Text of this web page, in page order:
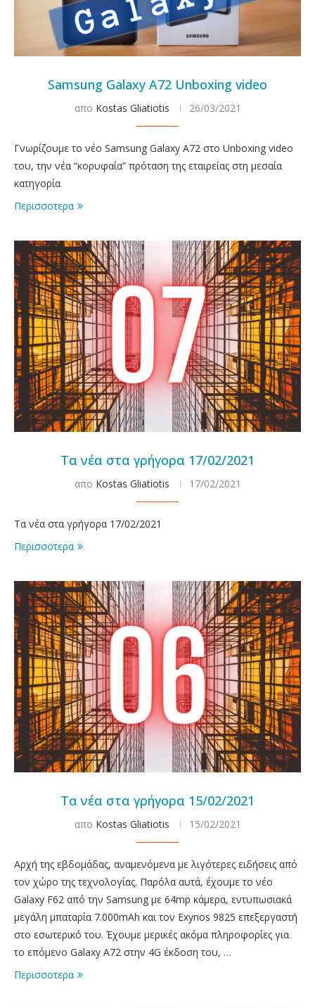
Samsung Galaxy A72 Unboxing video
απο Kostas Gliatiotis 26/03/2021
Γνωρίζουμε το νέο Samsung Galaxy A72 στο Unboxing video
του, την νέα “κορυφαία” πρόταση της εταιρείας στη μεσαία
κατηγορία
Περισσοτερα
Τα νέα στα γρήγορα 17/02/2021
απο Kostas Gliatiotis 17/02/2021
Τα νέα στα γρήγορα 17/02/2021
Περισσοτερα
Τα νέα στα γρήγορα 15/02/2021
απο Kostas Gliatiotis 15/02/2021
Αρχή της εβδομάδας, αναμενόμενα με λιγότερες ειδήσεις από
τον χώρο της τεχνολογίας. Παρόλα αυτά, έχουμε το νέο
Galaxy F62 από την Samsung με 64mp κάμερα, εντυπωσιακά
μεγάλη μπαταρία 7.000mAh και τον Exynos 9825 επεξεργαστή
στο εσωτερικό του. Έχουμε μερικές ακόμα πληροφορίες για
το επόμενο Galaxy A72 στην 4G έκδοση του, …
Περισσοτερα